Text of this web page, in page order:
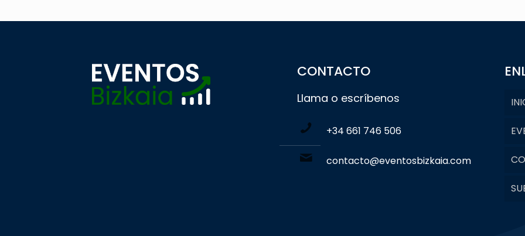
CONTACTO
Llama o escríbenos
+34 661 746 506
contacto@eventosbizkaia.com